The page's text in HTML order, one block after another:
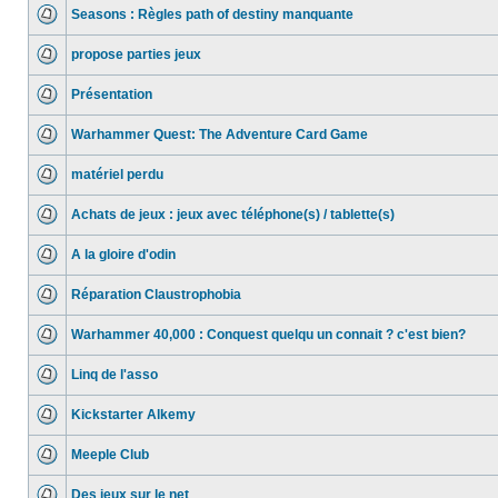
Seasons : Règles path of destiny manquante
propose parties jeux
Présentation
Warhammer Quest: The Adventure Card Game
matériel perdu
Achats de jeux : jeux avec téléphone(s) / tablette(s)
A la gloire d'odin
Réparation Claustrophobia
Warhammer 40,000 : Conquest quelqu un connait ? c'est bien?
Linq de l'asso
Kickstarter Alkemy
Meeple Club
Des jeux sur le net